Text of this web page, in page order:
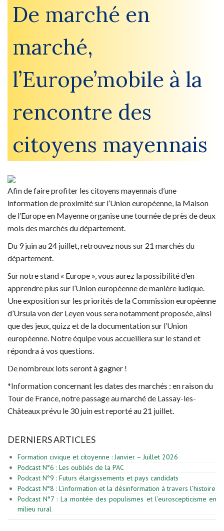
De marché en
marché,
l’Europe’mobile à la
rencontre des
citoyens mayennais
Afin de faire profiter les citoyens mayennais d’une
information de proximité sur l’Union européenne, la Maison
de l’Europe en Mayenne organise une tournée de près de deux
mois des marchés du département.
Du 9 juin au 24 juillet, retrouvez nous sur 21 marchés du
département.
Sur notre stand « Europe », vous aurez la possibilité d’en
apprendre plus sur l’Union européenne de manière ludique.
Une exposition sur les priorités de la Commission européenne
d’Ursula von der Leyen vous sera notamment proposée, ainsi
que des jeux, quizz et de la documentation sur l’Union
européenne. Notre équipe vous accueillera sur le stand et
répondra à vos questions.
De nombreux lots seront à gagner !
*Information concernant les dates des marchés : en raison du
Tour de France, notre passage au marché de Lassay-les-
Châteaux prévu le 30 juin est reporté au 21 juillet.
DERNIERS ARTICLES
Formation civique et citoyenne : Janvier – Juillet 2026
Podcast N°6 : Les oubliés de la PAC
Podcast N°9 : Futurs élargissements et pays candidats
Podcast N°8 : L’information et la désinformation à travers l’histoire
Podcast N°7 : La montée des populismes et l’euroscepticisme en
milieu rural